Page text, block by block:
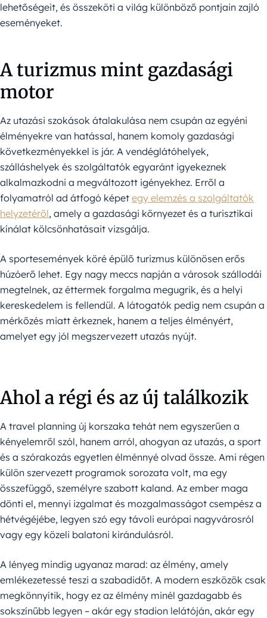
lehetőségeit, és összeköti a világ különböző pontjain zajló
eseményeket.
A turizmus mint gazdasági
motor
Az utazási szokások átalakulása nem csupán az egyéni
élményekre van hatással, hanem komoly gazdasági
következményekkel is jár. A vendéglátóhelyek,
szálláshelyek és szolgáltatók egyaránt igyekeznek
alkalmazkodni a megváltozott igényekhez. Erről a
folyamatról ad átfogó képet egy elemzés a szolgáltatók
helyzetéről, amely a gazdasági környezet és a turisztikai
kínálat kölcsönhatásait vizsgálja.
A sportesemények köré épülő turizmus különösen erős
húzóerő lehet. Egy nagy meccs napján a városok szállodái
megtelnek, az éttermek forgalma megugrik, és a helyi
kereskedelem is fellendül. A látogatók pedig nem csupán a
mérkőzés miatt érkeznek, hanem a teljes élményért,
amelyet egy jól megszervezett utazás nyújt.
Ahol a régi és az új találkozik
A travel planning új korszaka tehát nem egyszerűen a
kényelemről szól, hanem arról, ahogyan az utazás, a sport
és a szórakozás egyetlen élménnyé olvad össze. Ami régen
külön szervezett programok sorozata volt, ma egy
összefüggő, személyre szabott kaland. Az ember maga
dönti el, mennyi izgalmat és mozgalmasságot csempész a
hétvégéjébe, legyen szó egy távoli európai nagyvárosról
vagy egy közeli balatoni kirándulásról.
A lényeg mindig ugyanaz marad: az élmény, amely
emlékezetessé teszi a szabadidőt. A modern eszközök csak
megkönnyítik, hogy ez az élmény minél gazdagabb és
sokszínűbb legyen – akár egy stadion lelátóján, akár egy